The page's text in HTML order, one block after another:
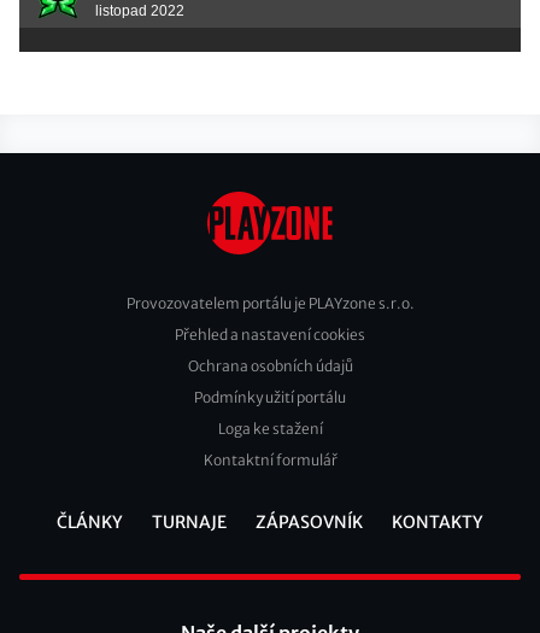
listopad 2022
Footer
Provozovatelem portálu je PLAYzone s.r.o.
Přehled a nastavení cookies
Ochrana osobních údajů
Podmínky užití portálu
Loga ke stažení
Kontaktní formulář
ČLÁNKY TURNAJE ZÁPASOVNÍK KONTAKTY